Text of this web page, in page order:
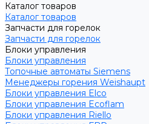
Каталог товаров
Каталог товаров
Запчасти для горелок
Запчасти для горелок
Блоки управления
Блоки управления
Топочные автоматы Siemens
Менеджеры горения Weishaupt
Блоки управления Elco
Блоки управления Ecoflam
Блоки управления Riello